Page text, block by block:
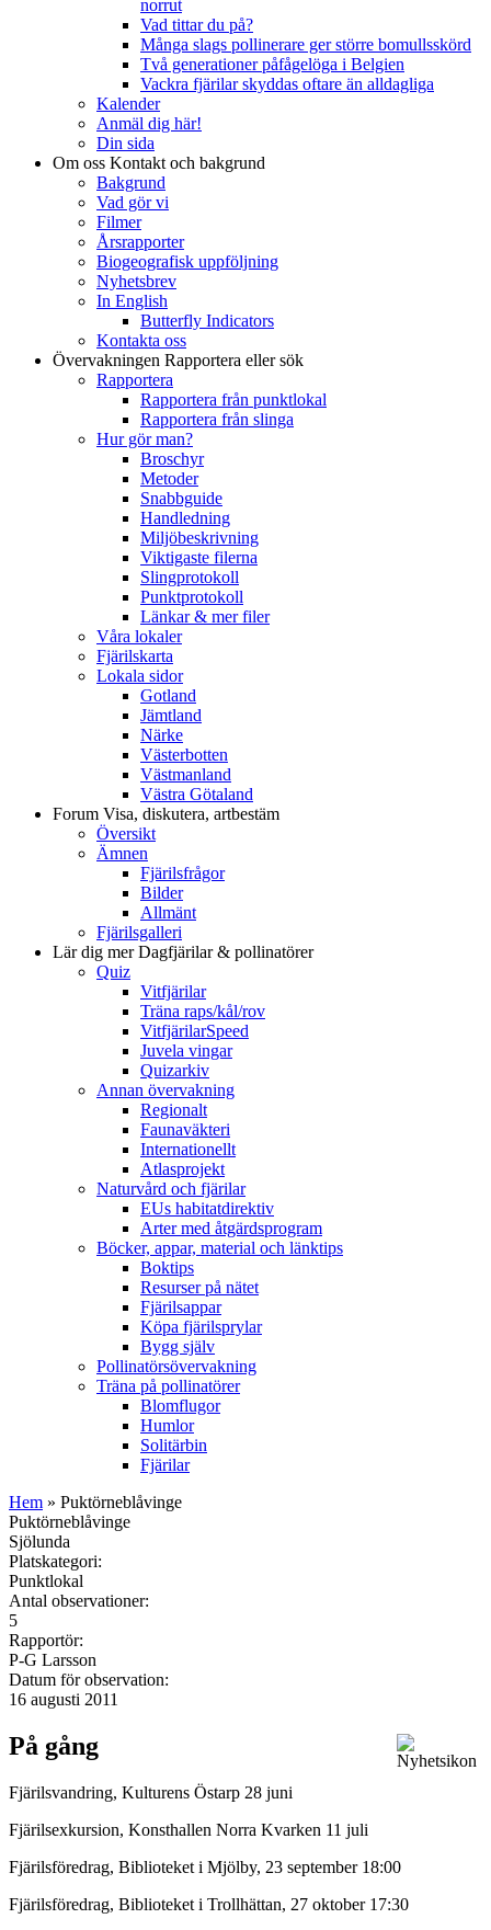
norrut
Vad tittar du på?
Många slags pollinerare ger större bomullsskörd
Två generationer påfågelöga i Belgien
Vackra fjärilar skyddas oftare än alldagliga
Kalender
Anmäl dig här!
Din sida
Om oss Kontakt och bakgrund
Bakgrund
Vad gör vi
Filmer
Årsrapporter
Biogeografisk uppföljning
Nyhetsbrev
In English
Butterfly Indicators
Kontakta oss
Övervakningen Rapportera eller sök
Rapportera
Rapportera från punktlokal
Rapportera från slinga
Hur gör man?
Broschyr
Metoder
Snabbguide
Handledning
Miljöbeskrivning
Viktigaste filerna
Slingprotokoll
Punktprotokoll
Länkar & mer filer
Våra lokaler
Fjärilskarta
Lokala sidor
Gotland
Jämtland
Närke
Västerbotten
Västmanland
Västra Götaland
Forum Visa, diskutera, artbestäm
Översikt
Ämnen
Fjärilsfrågor
Bilder
Allmänt
Fjärilsgalleri
Lär dig merDagfjärilar & pollinatörer
Quiz
Vitfjärilar
Träna raps/kål/rov
VitfjärilarSpeed
Juvela vingar
Quizarkiv
Annan övervakning
Regionalt
Faunaväkteri
Internationellt
Atlasprojekt
Naturvård och fjärilar
EUs habitatdirektiv
Arter med åtgärdsprogram
Böcker, appar, material och länktips
Boktips
Resurser på nätet
Fjärilsappar
Köpa fjärilsprylar
Bygg själv
Pollinatörsövervakning
Träna på pollinatörer
Blomflugor
Humlor
Solitärbin
Fjärilar
Hem » Puktörneblåvinge
Puktörneblåvinge
Sjölunda
Platskategori:
Punktlokal
Antal observationer:
5
Rapportör:
P-G Larsson
Datum för observation:
16 augusti 2011
På gång
Fjärilsvandring, Kulturens Östarp 28 juni
Fjärilsexkursion, Konsthallen Norra Kvarken 11 juli
Fjärilsföredrag, Biblioteket i Mjölby, 23 september 18:00
Fjärilsföredrag, Biblioteket i Trollhättan, 27 oktober 17:30